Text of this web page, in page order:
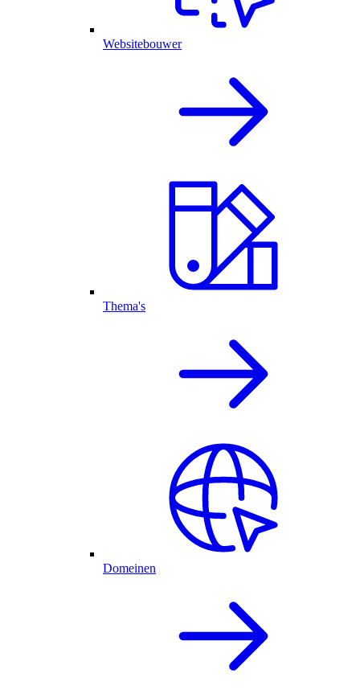
Websitebouwer
Thema's
Domeinen